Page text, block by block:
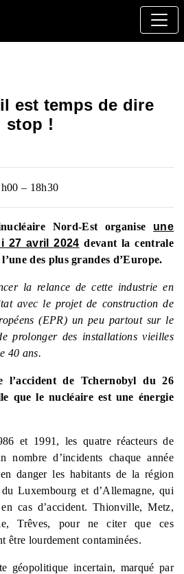
est temps de dire
stop !
– 18h30
Nord-Est organise une
27 avril2024 devant la centrale
des plus grandes d’Europe.
la relance de cette industrie en
avec le projet de construction de
(EPR) un peu partout sur le
prolonger des installations vieilles
40 ans.
l’accident de Tchernobyl du 26
que le nucléaire est une énergie
et 1991, les quatre réacteurs de
nombre d’incidents chaque année
danger les habitants de la région
Luxembourg et d’Allemagne, qui
cas d’accident. Thionville, Metz,
Trêves, pour ne citer que ces
être lourdement contaminées.
géopolitique incertain, marqué par